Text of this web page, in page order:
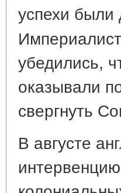
успехи были
убедились,
оказывали
свергнуть
В августе